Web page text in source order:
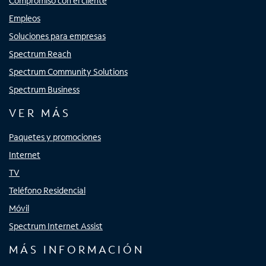
Empleos
Soluciones para empresas
Spectrum Reach
Spectrum Community Solutions
Spectrum Business
VER MÁS
Paquetes y promociones
Internet
TV
Teléfono Residencial
Móvil
Spectrum Internet Assist
MÁS INFORMACIÓN